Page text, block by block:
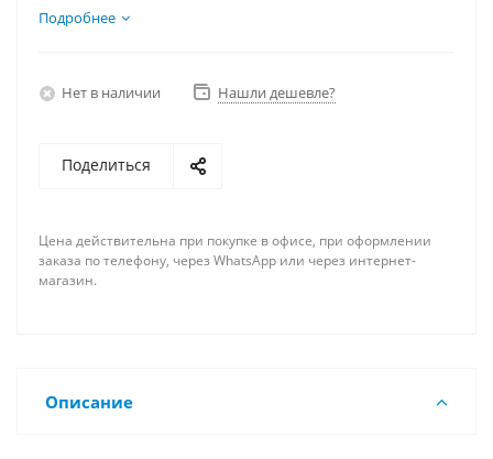
Видеокарта RTX 4080S 16Гб, Память DDR4 64Gb,
Подробнее
Нет в наличии Нашли дешевле?
Поделиться
Цена действительна при покупке в офисе, при оформлении
заказа по телефону, через WhatsApp или через интернет-
магазин.
Описание